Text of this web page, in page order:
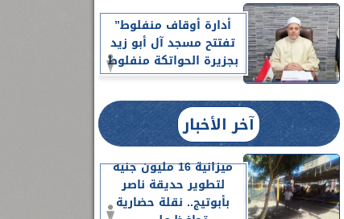
أدارة أوقاف منفلوط”
تفتتح مسجد آل أبو زيد
بجزيرة الحواتكة منفلوط
آخر الأخبار
ميزانية 16 مليون جنيه
لتطوير حديقة ناصر
بأبوتيج.. نقلة حضارية